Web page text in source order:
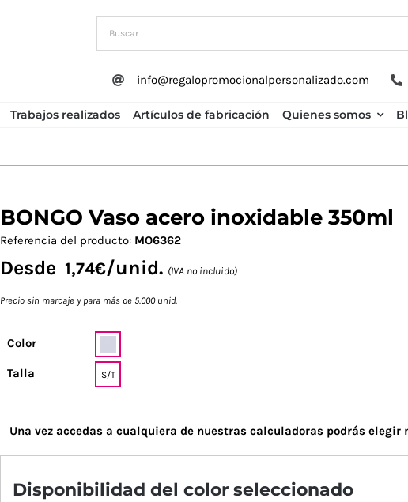
info@regalopromocionalpersonalizado.com
Trabajos realizados Artículos de fabricación Quienes somos
BONGO Vaso acero inoxidable 350ml
Referencia del producto: MO6362
Desde 1,74€/unid. (IVA no incluido)
Precio sin marcaje y para más de 5.000 unid.
Color
Talla S/T
Una vez accedas a cualquiera de nuestras calculadoras podrás elegir
Disponibilidad del color seleccionado